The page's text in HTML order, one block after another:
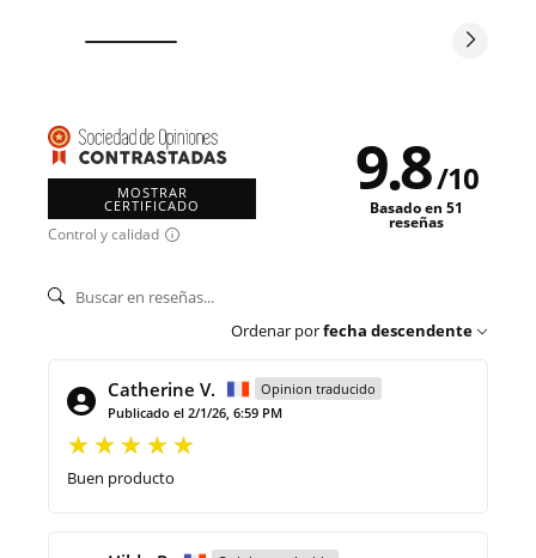
MOSTRAR
CERTIFICADO
Control y calidad
9.8/10
Basado en 51
reseñas
Ordenar porfecha descendente
Catherine V.
Opinion traducido
Publicado el 2/1/26, 6:59 PM
Buen producto